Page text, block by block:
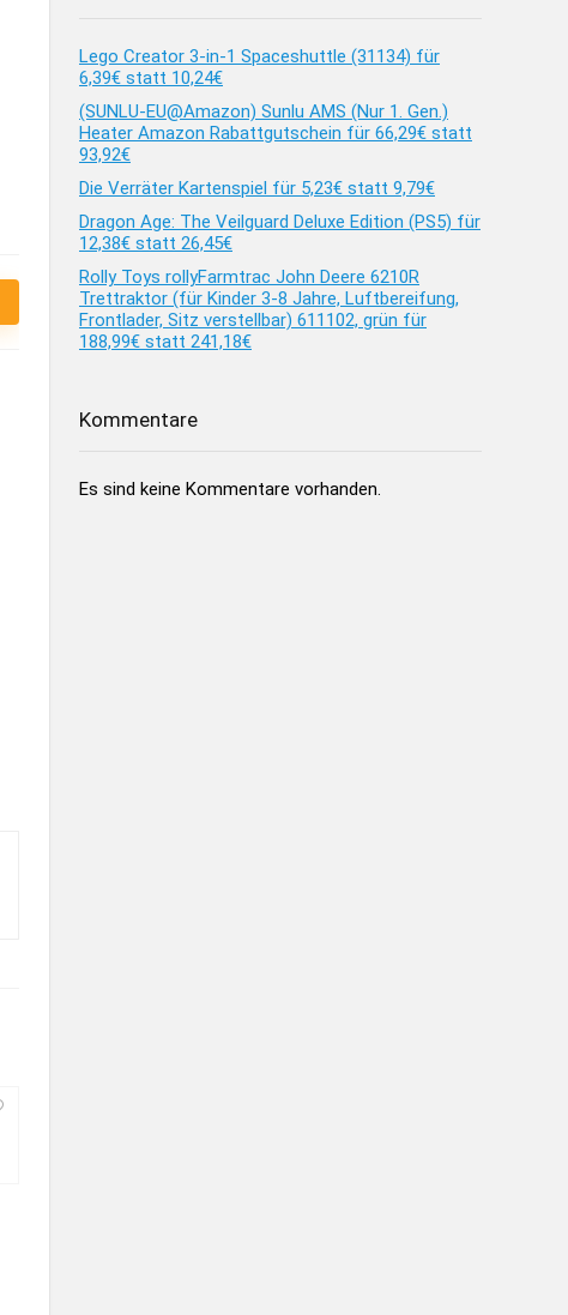
Lego Creator 3-in-1 Spaceshuttle (31134) für
6,39€ statt 10,24€
(SUNLU-EU@Amazon) Sunlu AMS (Nur 1. Gen.)
Heater Amazon Rabattgutschein für 66,29€ statt
93,92€
Die Verräter Kartenspiel für 5,23€ statt 9,79€
Dragon Age: The Veilguard Deluxe Edition (PS5) für
12,38€ statt 26,45€
Rolly Toys rollyFarmtrac John Deere 6210R
Trettraktor (für Kinder 3-8 Jahre, Luftbereifung,
Frontlader, Sitz verstellbar) 611102, grün für
188,99€ statt 241,18€
Kommentare
Es sind keine Kommentare vorhanden.